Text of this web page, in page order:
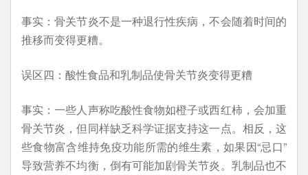
事实：骨关节炎不是一种退行性疾病，不会随着时间的
推移而变得更糟。
误区四：酸性食品和乳制品使骨关节炎变得更糟
事实：一些人声称吃酸性食物如橙子或西红柿，会加重
骨关节炎，但同样缺乏科学证据支持这一点。相反，这
些食物富含维持免疫功能所需的维生素，如果因“忌口”
导致营养不均衡，倒有可能加剧骨关节炎。乳制品也不